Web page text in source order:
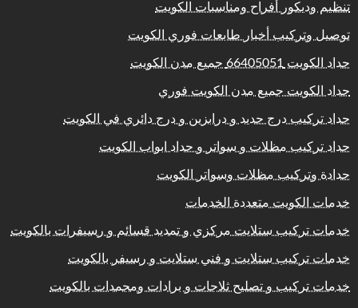
تنظيم وديكور أفراح ومناسبات الكويت
توصيل وتركيب أخبار طابعات فوري الكويت
حداد الكويت 66405051 جميع مدن الكويت
حداد الكويت جميع مدن الكويت فوري
حداد تركيب درج حديد و درابزين و درج دائري في الكويت
حداد تركيب مظلات و سواتر و حداد ابواب الكويت
حدادة وتركيب مظلات وسواتر الكويت
خدمات الكويت متعددة الخدمات
خدمات تركيب ستلايت مركزي و تمديد قسائم و رسيفرات بالكويت
خدمات تركيب ستلايت و فني ستلايت و رسيفر بالكويت
خدمات تركيب و تصليح ثلاجات و برادات ومجمدات بالكويت